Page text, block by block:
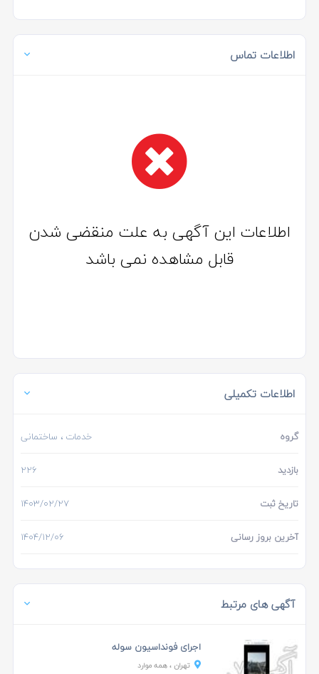
اطلاعات تماس
اطلاعات این آگهی به علت منقضی شدن
قابل مشاهده نمی باشد
اطلاعات تکمیلی
گروه خدمات ، ساختمانی
بازدید 226
تاریخ ثبت 1403/02/27
آخرین بروز رسانی 1404/12/06
آگهی های مرتبط
اجرای فونداسیون سوله
تهران، همه موارد